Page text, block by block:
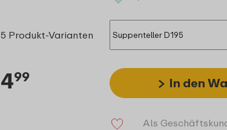
5 Produkt-Varianten
499 In den
Als